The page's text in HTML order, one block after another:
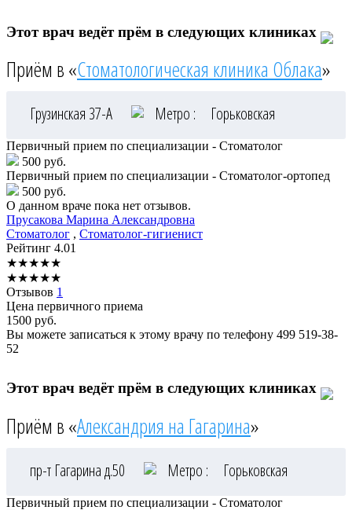
Этот врач ведёт прём в следующих клиниках
Приём в «Стоматологическая клиника Облака»
Грузинская 37-А Метро : Горьковская
Первичный прием по специализации - Стоматолог
500 руб.
Первичный прием по специализации - Стоматолог-ортопед
500 руб.
О данном враче пока нет отзывов.
Прусакова Марина Александровна
Стоматолог , Стоматолог-гигиенист
Рейтинг 4.01
★★★★★
★★★★★
Отзывов 1
Цена первичного приема
1500 руб.
Вы можете записаться к этому врачу по телефону 499 519-38-
52
Этот врач ведёт прём в следующих клиниках
Приём в «Александрия на Гагарина»
пр-т Гагарина д.50 Метро : Горьковская
Первичный прием по специализации - Стоматолог